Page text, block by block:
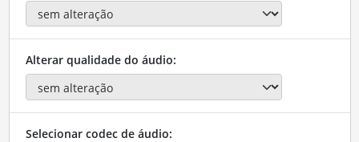
Alterar qualidade do áudio:
Selecionar codec de áudio: